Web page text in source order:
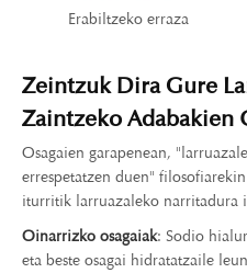
Erabiltzeko erraza
Zeintzuk Dira Gure
Zaintzeko Adabakien
Osagaien garapenean,
errespetatzen duen"
iturritik larruazaleko narritadura
Oinarrizko osagaiak: Sodio
eta beste osagai hidratatzaile